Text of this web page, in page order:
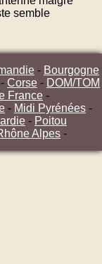
semble
- Bourgogne
- Corse - DOM/TOM
France -
- Midi Pyrénées -
- Poitou
Alpes -